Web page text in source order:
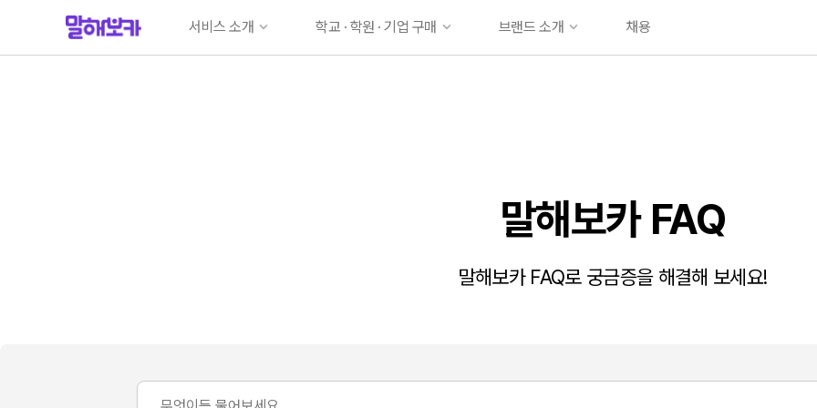
서비스 소개
서비스 소개
학교 · 학원 · 기업 구매
학교 구매
브랜드 소개
브랜드 소개
채용
말해보카 FAQ
말해보카 FAQ로 궁금증을 해결해 보세요!